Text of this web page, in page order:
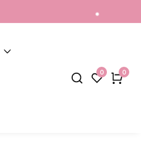
Livraison gratuite pour
0 0
0